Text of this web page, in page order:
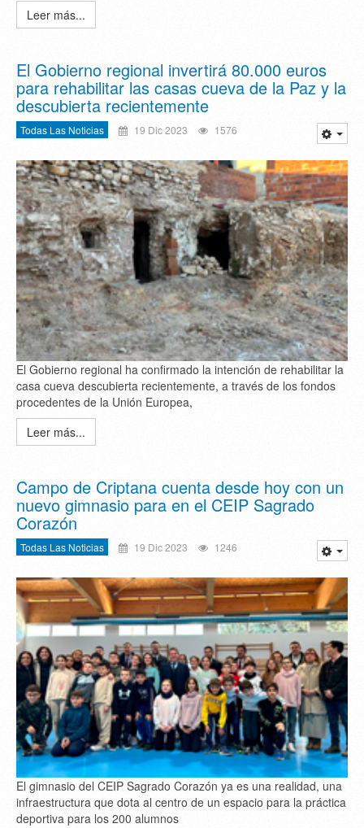
Leer más...
El Gobierno regional invertirá 80.000 euros
para rehabilitar las casas cueva de la Paz y la
descubierta recientemente
Todas Las Noticias 19 Dic 2023 1576
El Gobierno regional ha confirmado la intención de rehabilitar la
casa cueva descubierta recientemente, a través de los fondos
procedentes de la Unión Europea,
Leer más...
Campo de Criptana cuenta desde hoy con un
nuevo gimnasio para en el CEIP Sagrado
Corazón
Todas Las Noticias 19 Dic 2023 1246
El gimnasio del CEIP Sagrado Corazón ya es una realidad, una
infraestructura que dota al centro de un espacio para la práctica
deportiva para los 200 alumnos